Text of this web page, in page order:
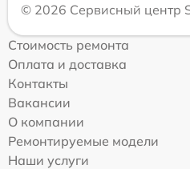
© 2026 Сервисный центр
Стоимость ремонта
Оплата и доставка
Контакты
Вакансии
О компании
Ремонтируемые модели
Наши услуги